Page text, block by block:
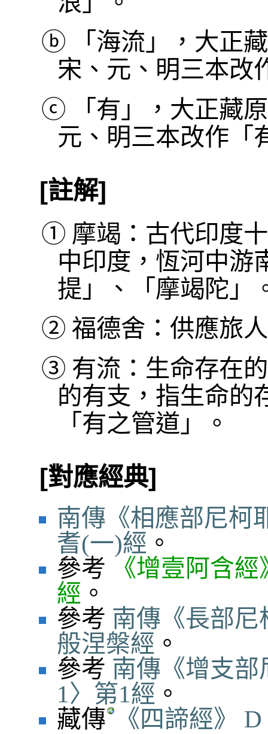
ⓑ
「海流」，大正
宋、元、明三本改
ⓒ
「有」，大正藏
元、明三本改作「
[註解]
① 摩竭：古代印度
中印度，恆河中游
提」、「摩竭陀」
② 福德舍：供應旅
③ 有流：生命存在
的有支，指生命的
「有之管道」。
[對應經典]
南傳《相應部尼柯
耆(一)經 。
參考
《增壹阿含
經 。
參考 南傳《長部尼
般涅槃經 。
參考 南傳《增支部
1〉第1經 。
藏傳
《四諦經》